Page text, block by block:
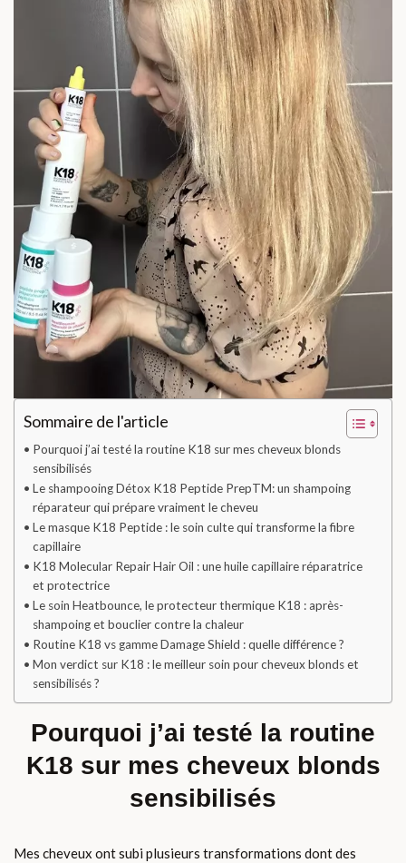
Sommaire de l'article
Pourquoi j’ai testé la routine K18 sur mes cheveux blonds
sensibilisés
Le shampooing Détox K18 Peptide PrepTM: un shampoing
réparateur qui prépare vraiment le cheveu
Le masque K18 Peptide : le soin culte qui transforme la fibre
capillaire
K18 Molecular Repair Hair Oil : une huile capillaire réparatrice
et protectrice
Le soin Heatbounce, le protecteur thermique K18 : après-
shampoing et bouclier contre la chaleur
Routine K18 vs gamme Damage Shield : quelle différence ?
Mon verdict sur K18 : le meilleur soin pour cheveux blonds et
sensibilisés ?
Pourquoi j’ai testé la routine
K18 sur mes cheveux blonds
sensibilisés
Mes cheveux ont subi plusieurs transformations dont des